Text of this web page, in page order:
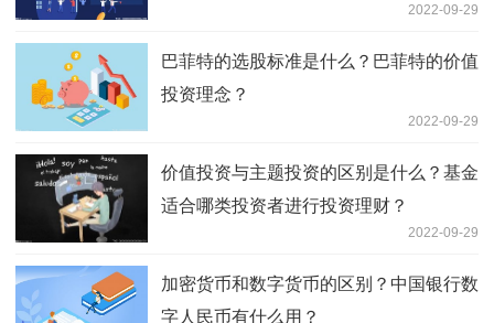
2022-09-29
巴菲特的选股标准是什么？巴菲特的价值
投资理念？
2022-09-29
价值投资与主题投资的区别是什么？基金
适合哪类投资者进行投资理财？
2022-09-29
加密货币和数字货币的区别？中国银行数
字人民币有什么用？